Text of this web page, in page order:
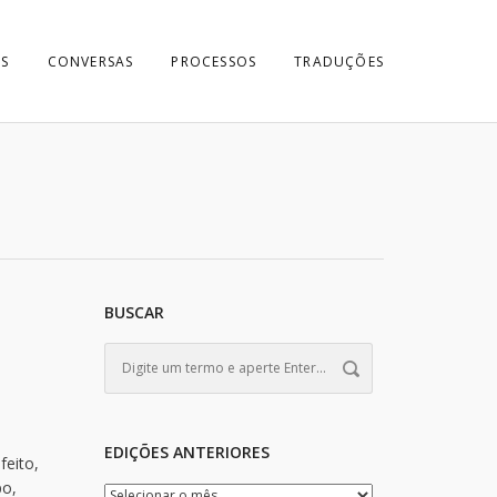
CONVERSAS PROCESSOS TRADUÇÕES
BUSCAR
EDIÇÕES ANTERIORES